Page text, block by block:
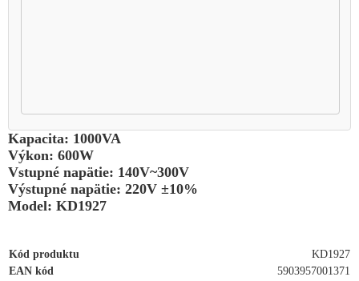
Kapacita: 1000VA
Výkon: 600W
Vstupné napätie: 140V~300V
Výstupné napätie: 220V ±10%
Model: KD1927
Kód produktu
KD1927
EAN kód
5903957001371